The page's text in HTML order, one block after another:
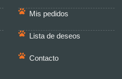
Mis pedidos
Lista de deseos
Contacto